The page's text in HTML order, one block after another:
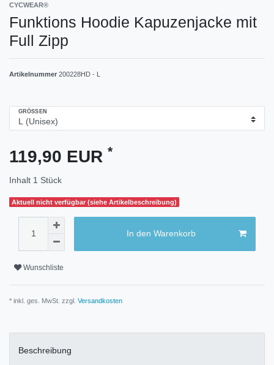
CYCWEAR®
Funktions Hoodie Kapuzenjacke mit
Full Zipp
Artikelnummer 200228HD - L
GRÖSSEN
119,90 EUR *
Inhalt 1 Stück
Aktuell nicht verfügbar (siehe Artikelbeschreibung)
In den Warenkorb
Wunschliste
* inkl. ges. MwSt. zzgl. Versandkosten
Beschreibung